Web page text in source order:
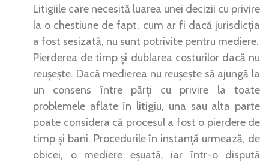
Litigiile care necesită luarea unei decizii cu privire
la o chestiune de fapt, cum ar fi dacă jurisdicția
a fost sesizată, nu sunt potrivite pentru mediere.
Pierderea de timp și dublarea costurilor dacă nu
reușește. Dacă medierea nu reușește să ajungă la
un consens între părți cu privire la toate
problemele aflate în litigiu, una sau alta parte
poate considera că procesul a fost o pierdere de
timp și bani. Procedurile în instanță urmează, de
obicei, o mediere eșuată, iar într-o dispută